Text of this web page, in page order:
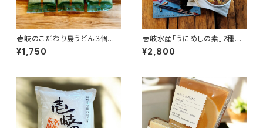
壱岐のこだわり島うどん３個セッ
ト
¥1,750
壱岐水産「うにめしの素」2種類
セット
¥2,800